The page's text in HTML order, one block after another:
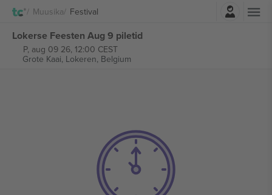
Muusika Festival
Lokerse Feesten Aug 9 piletid
P, aug 09 26, 12:00 CEST
Grote Kaai, Lokeren, Belgium